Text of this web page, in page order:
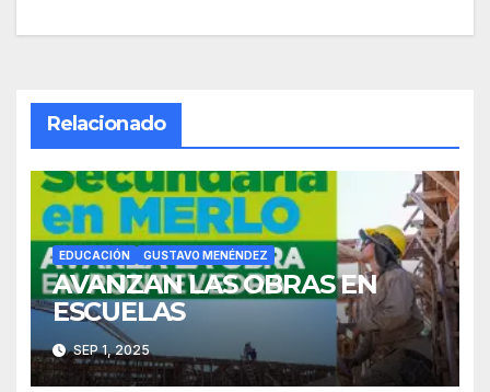
Relacionado
EDUCACIÓN GUSTAVO MENÉNDEZ
AVANZAN LAS OBRAS EN
ESCUELAS
SEP 1, 2025